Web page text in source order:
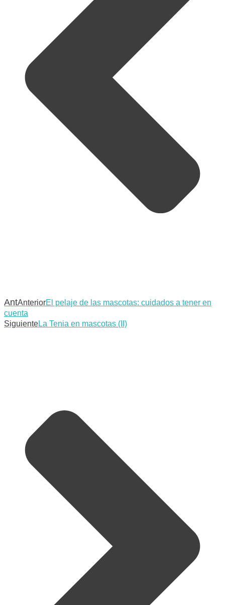
AntAnteriorEl pelaje de las mascotas: cuidados a tener en
cuenta
SiguienteLa Tenia en mascotas (II)